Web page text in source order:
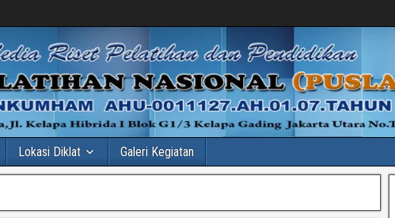
Lokasi Diklat Galeri Kegiatan